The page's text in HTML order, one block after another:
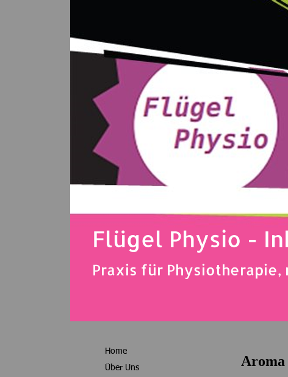
Flügel Physio -
Praxis für Physiotherapie,
Home
Über Uns
Aroma